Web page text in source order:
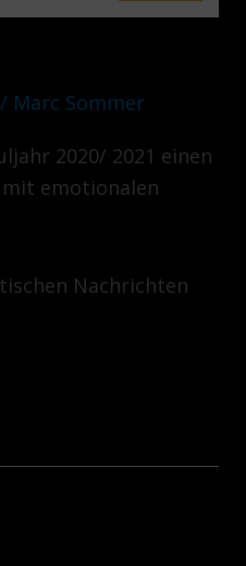
/ Marc Sommer
2020/ 2021 einen
mit emotionalen
Nachrichten